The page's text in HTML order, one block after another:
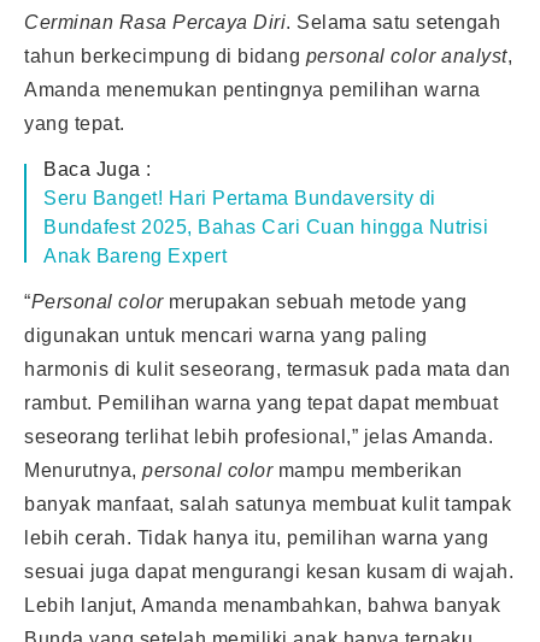
Cerminan Rasa Percaya Diri. Selama satu setengah
tahun berkecimpung di bidang personal color analyst,
Amanda menemukan pentingnya pemilihan warna
yang tepat.
Baca Juga :
Seru Banget! Hari Pertama Bundaversity di
Bundafest 2025, Bahas Cari Cuan hingga Nutrisi
Anak Bareng Expert
“Personal colormerupakan sebuah metode yang
digunakan untuk mencari warna yang paling
harmonis di kulit seseorang, termasuk pada mata dan
rambut. Pemilihan warna yang tepat dapat membuat
seseorang terlihat lebih profesional,” jelas Amanda.
Menurutnya, personal colormampu memberikan
banyak manfaat, salah satunya membuat kulit tampak
lebih cerah. Tidak hanya itu, pemilihan warna yang
sesuai juga dapat mengurangi kesan kusam di wajah.
Lebih lanjut, Amanda menambahkan, bahwa banyak